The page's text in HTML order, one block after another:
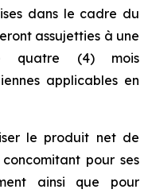
dans le cadre du
assujetties à une
quatre (4) mois
applicables en
le produit net de
pour ses
ainsi que pour